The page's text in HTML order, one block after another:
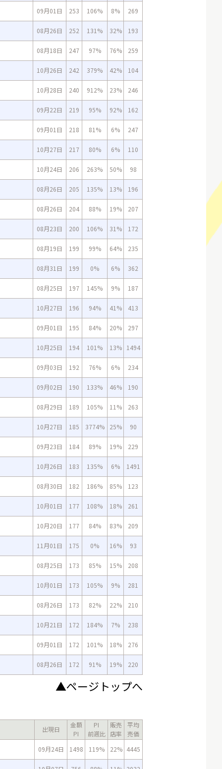
09月01日 253 106% 8% 269
08月26日 252 131% 32% 193
08月18日 247 97% 76% 259
10月26日 242 379% 42% 104
10月28日 240 912% 23% 246
09月22日 219 95% 92% 162
09月01日 218 81% 6% 247
10月27日 217 80% 6% 110
10月24日 206 263% 50% 98
08月26日 205 135% 13% 196
08月26日 204 88% 19% 207
08月23日 200 106% 31% 172
08月19日 199 99% 64% 235
08月31日 199 0% 6% 362
08月25日 197 145% 9% 187
10月27日 196 94% 41% 413
09月01日 195 84% 20% 297
10月25日 194 101% 13% 1494
09月03日 192 76% 6% 234
09月02日 190 133% 46% 190
08月29日 189 105% 11% 263
10月27日 185 3774% 25% 90
09月23日 184 89% 19% 229
10月26日 183 135% 6% 1491
08月30日 182 186% 85% 123
10月01日 177 108% 18% 261
10月20日 177 84% 83% 209
11月01日 175 0% 16% 93
08月25日 173 85% 15% 208
10月01日 173 105% 9% 281
08月26日 173 82% 22% 210
10月21日 172 184% 7% 238
09月01日 172 101% 18% 276
08月26日 172 91% 19% 220
▲ページトップへ
出現日
金額
PI
PI
前週比
販売
店率
平均
売価
09月24日
1498 119% 22% 4445